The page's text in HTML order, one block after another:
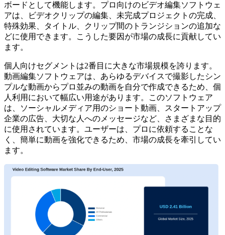
ボードとして機能します。プロ向けのビデオ編集ソフトウェ
アは、ビデオクリップの編集、未完成プロジェクトの完成、
特殊効果、タイトル、クリップ間のトランジションの追加な
どに使用できます。こうした要因が市場の成長に貢献してい
ます。
個人向けセグメントは2番目に大きな市場規模を誇ります。
動画編集ソフトウェアは、あらゆるデバイスで撮影したシン
プルな動画からプロ並みの動画を自分で作成できるため、個
人利用において幅広い用途があります。このソフトウェア
は、ソーシャルメディア用のショート動画、スタートアップ
企業の広告、大切な人へのメッセージなど、さまざまな目的
に使用されています。ユーザーは、プロに依頼することな
く、簡単に動画を強化できるため、市場の成長を牽引してい
ます。